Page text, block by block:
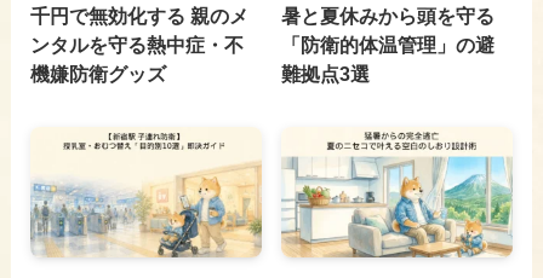
千円で無効化する 親のメ
ンタルを守る熱中症・不
機嫌防衛グッズ
暑と夏休みから頭を守る
「防衛的体温管理」の避
難拠点3選